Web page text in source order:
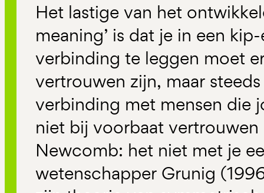
Het lastige van het
meaning’ is dat je in een
verbinding te leggen moet
vertrouwen zijn, maar
verbinding met mensen die
niet bij voorbaat
Newcomb: het niet met je
wetenschapper Grunig